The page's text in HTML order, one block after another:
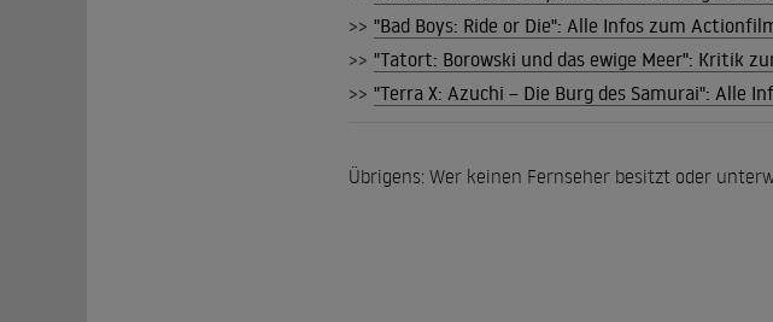
>> "Bad Boys: Ride or Die": Alle Infos zum
>> "Tatort: Borowski und das ewige Meer": Kritik
>> "Terra X: Azuchi – Die Burg des Samurai": Alle
Übrigens: Wer keinen Fernseher besitzt oder